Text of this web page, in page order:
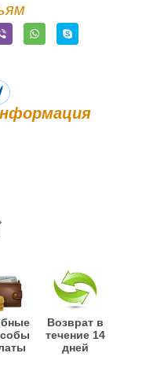
Возврат в
течение 14
дней